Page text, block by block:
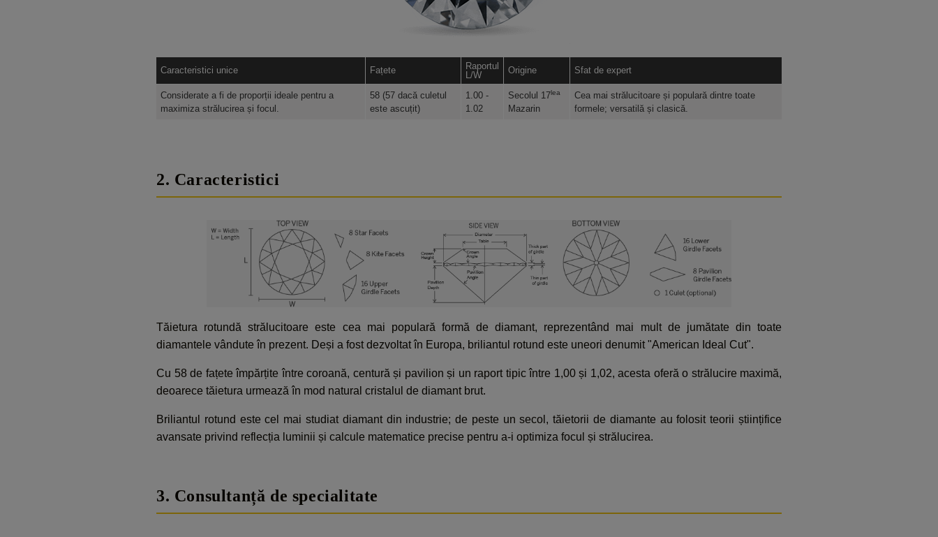
Caracteristici unice Fațete
Raportul
L/W
Origine Sfat de expert
Considerate a fi de proporții ideale pentru a
maximiza strălucirea și focul.
58 (57 dacă culetul
este ascuțit)
1.00 -
1.02
Secolul 17lea
Mazarin
Cea mai strălucitoare și populară dintre toate
formele; versatilă și clasică.
2. Caracteristici
Tăietura rotundă strălucitoare este cea mai populară formă de diamant, reprezentând mai mult de jumătate din toate
diamantele vândute în prezent. Deși a fost dezvoltat în Europa, briliantul rotund este uneori denumit "American Ideal Cut".
Cu 58 de fațete împărțite între coroană, centură și pavilion și un raport tipic între 1,00 și 1,02, acesta oferă o strălucire maximă,
deoarece tăietura urmează în mod natural cristalul de diamant brut.
Briliantul rotund este cel mai studiat diamant din industrie; de peste un secol, tăietorii de diamante au folosit teorii științifice
avansate privind reflecția luminii și calcule matematice precise pentru a-i optimiza focul și strălucirea.
3. Consultanță de specialitate